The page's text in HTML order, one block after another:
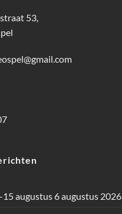
53,
15 augustus 6 augustus 2026